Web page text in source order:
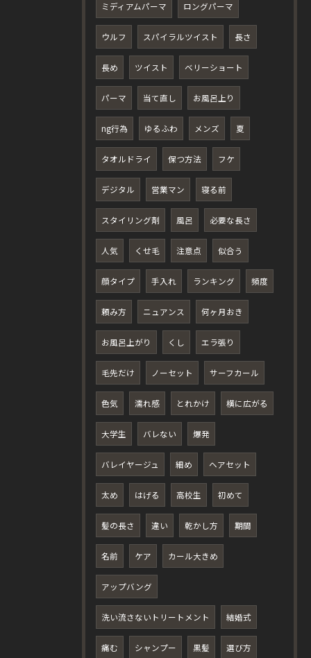
ミディアムパーマ ロングパーマ
ウルフ スパイラルツイスト 長さ
長め ツイスト ベリーショート
パーマ 当て直し お風呂上り
ng行為 ゆるふわ メンズ 夏
タオルドライ 保つ方法 フケ
デジタル 営業マン 寝る前
スタイリング剤 風呂 必要な長さ
人気 くせ毛 注意点 似合う
顔タイプ 手入れ ランキング 頻度
頼み方 ニュアンス 何ヶ月おき
お風呂上がり くし エラ張り
毛先だけ ノーセット サーフカール
色気 濡れ感 とれかけ 横に広がる
大学生 バレない 爆発
バレイヤージュ 細め ヘアセット
太め はげる 高校生 初めて
髪の長さ 違い 乾かし方 期間
名前 ケア カール大きめ
アップバング
洗い流さないトリートメント 結婚式
痛む シャンプー 黒髪 選び方